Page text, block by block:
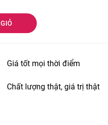
Giá tốt mọi thời điểm
Chất lượng thật, giá trị thật